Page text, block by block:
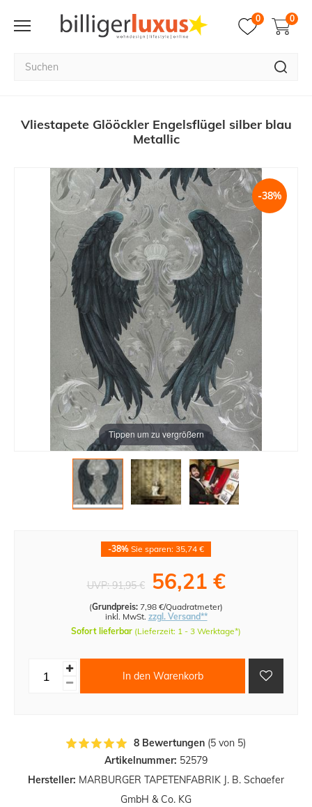
0 0
Vliestapete Glööckler Engelsflügel silber blau
Metallic
Tippen um zu vergrößern
-38%
Artikelnummer: 52579
Hersteller: MARBURGER TAPETENFABRIK J. B. Schaefer
GmbH & Co. KG
-38% Sie sparen: 35,74 €
UVP:91,95 € 56,21 €
(Grundpreis: 7,98 €/Quadratmeter)
inkl. MwSt. zzgl. Versand**
Sofort lieferbar (Lieferzeit: 1 - 3 Werktage*)
In den Warenkorb
8 Bewertungen (5 von 5)